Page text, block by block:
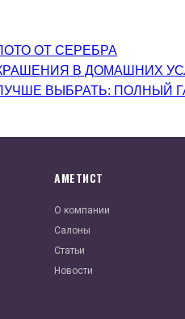
ОТ СЕРЕБРА
В ДОМАШНИХ
ВЫБРАТЬ: ПОЛНЫЙ
АМЕТИСТ
О компании
Салоны
Статьи
Новости